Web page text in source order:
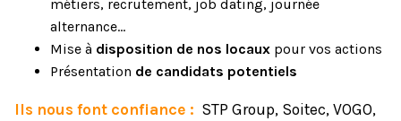
métiers, recrutement, job dating, journée
alternance…
Mise à disposition de nos locaux pour vos actions
Présentation de candidats potentiels
Ils nous font confiance : STP Group, Soitec, VOGO,